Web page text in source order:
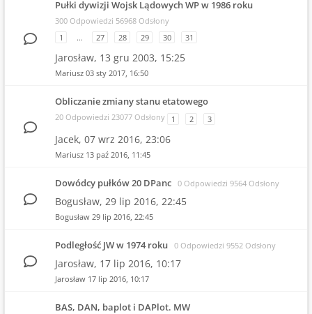
Pułki dywizji Wojsk Lądowych WP w 1986 roku
300 Odpowiedzi 56968 Odsłony
1
… 27 28 29 30 31
Jarosław, 13 gru 2003, 15:25
Mariusz 03 sty 2017, 16:50
Obliczanie zmiany stanu etatowego
20 Odpowiedzi 23077 Odsłony 1 2 3
Jacek, 07 wrz 2016, 23:06
Mariusz 13 paź 2016, 11:45
Dowódcy pułków 20 DPanc 0 Odpowiedzi 9564 Odsłony
Bogusław, 29 lip 2016, 22:45
Bogusław 29 lip 2016, 22:45
Podległość JW w 1974 roku 0 Odpowiedzi 9552 Odsłony
Jarosław, 17 lip 2016, 10:17
Jarosław 17 lip 2016, 10:17
BAS, DAN, baplot i DAPlot. MW